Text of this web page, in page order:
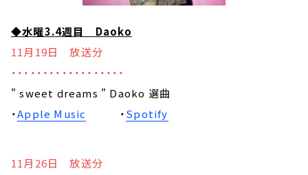
◆水曜3.4週目 Daoko
11月19日 放送分
・・・・・・・・・・・・・・・・・・
" sweet dreams " Daoko 選曲
・Apple Music ・Spotify
11月26日 放送分